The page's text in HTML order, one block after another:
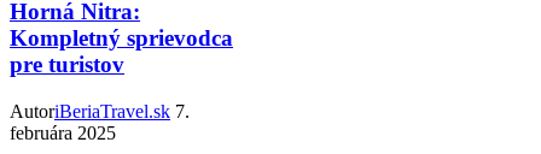
Horná Nitra:
Kompletný sprievodca
pre turistov
AutoriBeriaTravel.sk 7.
februára 2025